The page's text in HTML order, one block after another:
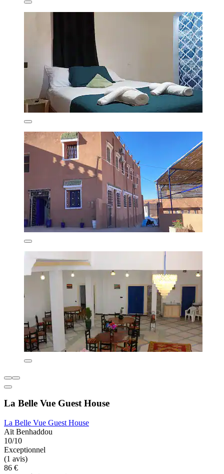
La Belle Vue Guest House
La Belle Vue Guest House
Aït Benhaddou
10/10
Exceptionnel
(1 avis)
86 €